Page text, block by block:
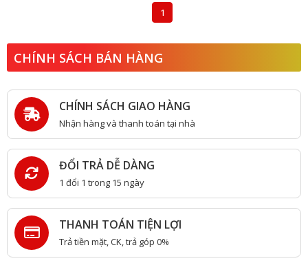
1
CHÍNH SÁCH BÁN HÀNG
CHÍNH SÁCH GIAO HÀNG
Nhận hàng và thanh toán tại nhà
ĐỔI TRẢ DỄ DÀNG
1 đổi 1 trong 15 ngày
THANH TOÁN TIỆN LỢI
Trả tiền mặt, CK, trả góp 0%